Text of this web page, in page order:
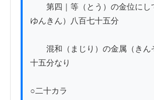
第四｜等（とう）の金位にし
ゆんきん）八百七十五分
混和（まじり）の金属（きん
十五分なり
○二十カラ